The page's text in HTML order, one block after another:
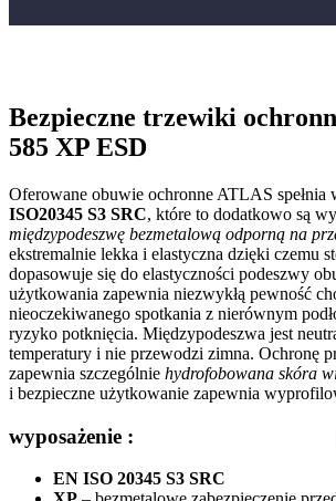
Bezpieczne trzewiki
585 XP ESD
Oferowane obuwie ochronne ATLAS spełnia
ISO20345 S3 SRC, które to dodatkowo są
międzypodeszwę bezmetalową odporną na
ekstremalnie lekka i elastyczna dzięki czemu
dopasowuje się do elastyczności podeszwy
użytkowania zapewnia niezwykłą pewność
nieoczekiwanego spotkania z nierównym
ryzyko potknięcia. Międzypodeszwa jest
temperatury i nie przewodzi zimna. Ochronę
zapewnia szczególnie hydrofobowana skóra
i bezpieczne użytkowanie zapewnia
wyposażenie :
EN ISO 20345 S3 SRC